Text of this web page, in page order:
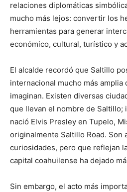
relaciones diplomáticas
mucho más lejos: convertir los
herramientas para generar
económico, cultural, turístico y
El alcalde recordó que Saltillo
internacional mucho más amplia
imaginan. Existen diversas
que llevan el nombre de Saltillo;
nació Elvis Presley en Tupelo,
originalmente Saltillo Road. Son
curiosidades, pero que reflejan
capital coahuilense ha dejado
Sin embargo, el acto más